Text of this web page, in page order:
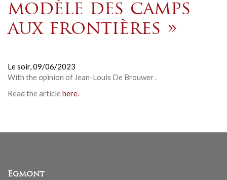
modèle des camps
aux frontières »
Le soir,09/06/2023
With the opinion of Jean-Louis De Brouwer .
Read the articlehere.
Egmont